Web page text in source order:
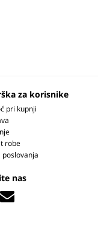
za korisnike
pri kupnji
robe
poslovanja
nas